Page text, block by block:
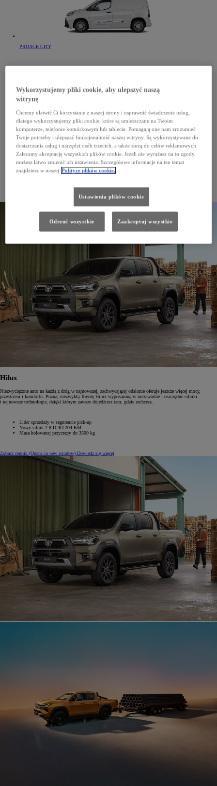
PROACE CITY
PROACE CITY Verso Electric
Hilux
Niezwyciężone auto na każdą z dróg w najnowszej, zachwycającej odsłonie oferuje jeszcze więcej mocy,
przestrzeni i komfortu. Poznaj niezwykłą Toyotę Hilux wyposażoną w niezawodne i oszczędne silniki
i najnowsze technologie, dzięki którym zawsze dojedziesz tam, gdzie zechcesz.
Lider sprzedaży w segmencie pick-up
Nowy silnik 2.8 D-4D 204 KM
Masa holowanej przyczepy do 3500 kg
Zobacz cennik (Opens in new window) Dowiedz się więcej
Wykorzystujemy pliki cookie, aby ulepszyć naszą
witrynę
Chcemy ułatwić Ci korzystanie z naszej strony i usprawnić świadczenie usług,
dlatego wykorzystujemy pliki cookie, które są umieszczane na Twoim
komputerze, telefonie komórkowym lub tablecie. Pomagają one nam zrozumieć
Twoje potrzeby i ulepszać funkcjonalność naszej witryny. Są wykorzystywane do
dostarczania usług i narzędzi osób trzecich, a także służą do celów reklamowych.
Zalecamy akceptację wszystkich plików cookie. Jeżeli nie wyrażasz na to zgody,
możesz łatwo zmienić ich ustawienia. Szczegółowe informacje na ten temat
znajdziesz w naszej Polityce plików cookie.
Ustawienia plików cookie
Odrzuć wszystkie Zaakceptuj wszystkie